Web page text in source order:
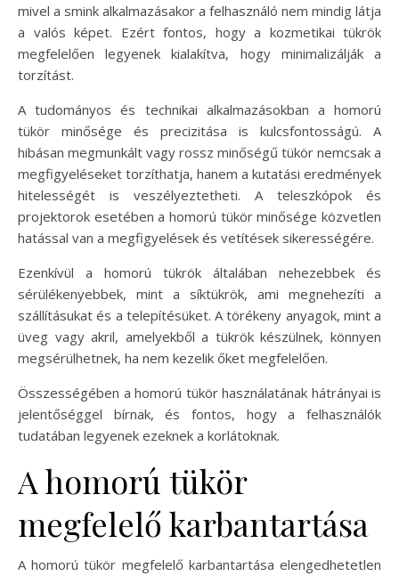
mivel a smink alkalmazásakor a felhasználó nem mindig látja
a valós képet. Ezért fontos, hogy a kozmetikai tükrök
megfelelően legyenek kialakítva, hogy minimalizálják a
torzítást.
A tudományos és technikai alkalmazásokban a homorú
tükör minősége és precizitása is kulcsfontosságú. A
hibásan megmunkált vagy rossz minőségű tükör nemcsak a
megfigyeléseket torzíthatja, hanem a kutatási eredmények
hitelességét is veszélyeztetheti. A teleszkópok és
projektorok esetében a homorú tükör minősége közvetlen
hatással van a megfigyelések és vetítések sikerességére.
Ezenkívül a homorú tükrök általában nehezebbek és
sérülékenyebbek, mint a síktükrök, ami megnehezíti a
szállításukat és a telepítésüket. A törékeny anyagok, mint a
üveg vagy akril, amelyekből a tükrök készülnek, könnyen
megsérülhetnek, ha nem kezelik őket megfelelően.
Összességében a homorú tükör használatának hátrányai is
jelentőséggel bírnak, és fontos, hogy a felhasználók
tudatában legyenek ezeknek a korlátoknak.
A homorú tükör
megfelelő karbantartása
A homorú tükör megfelelő karbantartása elengedhetetlen